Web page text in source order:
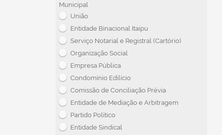
Municipal
União
Entidade Binacional Itaipu
Serviço Notarial e Registral (Cartório)
Organização Social
Empresa Pública
Condomínio Edilício
Comissão de Conciliação Prévia
Entidade de Mediação e Arbitragem
Partido Político
Entidade Sindical